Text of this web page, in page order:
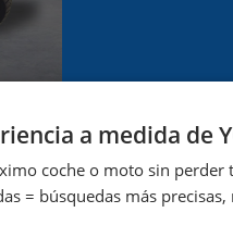
a medida de
coche o moto sin
= búsquedas más